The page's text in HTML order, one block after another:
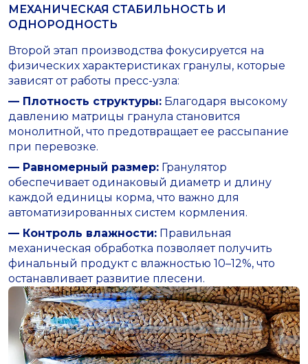
МЕХАНИЧЕСКАЯ СТАБИЛЬНОСТЬ И
ОДНОРОДНОСТЬ
Второй этап производства фокусируется на
физических характеристиках гранулы, которые
зависят от работы пресс-узла:
— Плотность структуры: Благодаря высокому
давлению матрицы гранула становится
монолитной, что предотвращает ее рассыпание
при перевозке.
— Равномерный размер: Гранулятор
обеспечивает одинаковый диаметр и длину
каждой единицы корма, что важно для
автоматизированных систем кормления.
— Контроль влажности: Правильная
механическая обработка позволяет получить
финальный продукт с влажностью 10–12%, что
останавливает развитие плесени.